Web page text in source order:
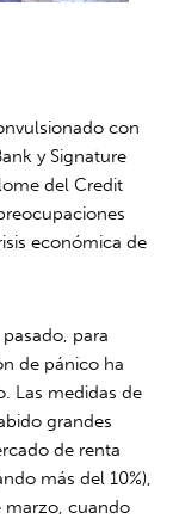
con
y Signature
del Credit
económica de
para
de pánico ha
Las medidas de
grandes
de renta
más del 10%),
marzo, cuando